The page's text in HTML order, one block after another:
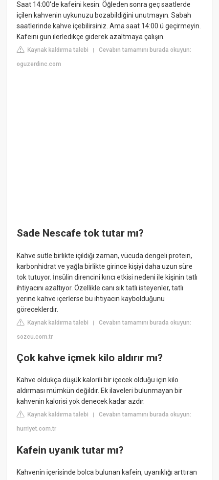
Saat 14:00'de kafeini kesin: Öğleden sonra geç saatlerde
içilen kahvenin uykunuzu bozabildiğini unutmayın. Sabah
saatlerinde kahve içebilirsiniz. Ama saat 14:00 ü geçirmeyin.
Kafeini gün ilerledikçe giderek azaltmaya çalışın.
Kaynak kaldırma talebi |Cevabın tamamını burada okuyun:
oguzerdinc.com
Sade Nescafe tok tutar mı?
Kahve sütle birlikte içildiği zaman, vücuda dengeli protein,
karbonhidrat ve yağla birlikte girince kişiyi daha uzun süre
tok tutuyor. İnsülin direncini kırıcı etkisi nedeni ile kişinin tatlı
ihtiyacını azaltıyor. Özellikle canı sık tatlı isteyenler, tatlı
yerine kahve içerlerse bu ihtiyacın kaybolduğunu
göreceklerdir.
Kaynak kaldırma talebi |Cevabın tamamını burada okuyun:
sozcu.com.tr
Çok kahve içmek kilo aldırır mı?
Kahve oldukça düşük kalorili bir içecek olduğu için kilo
aldırması mümkün değildir. Ek ilaveleri bulunmayan bir
kahvenin kalorisi yok denecek kadar azdır.
Kaynak kaldırma talebi |Cevabın tamamını burada okuyun:
hurriyet.com.tr
Kafein uyanık tutar mı?
Kahvenin içerisinde bolca bulunan kafein, uyanıklığı arttıran